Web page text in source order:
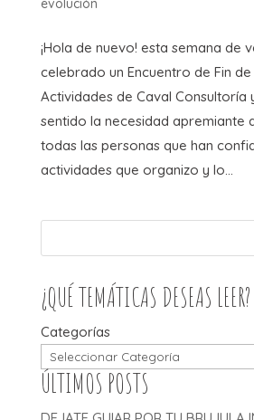
evolución
¡Hola de nuevo! esta semana de
celebrado un Encuentro de Fin
Actividades de Caval Consultoría
sentido la necesidad apremiante
todas las personas que han
actividades que organizo y lo...
¿QUÉ TEMÁTICAS DESEAS LEER?
Categorías
ÚLTIMOS POSTS